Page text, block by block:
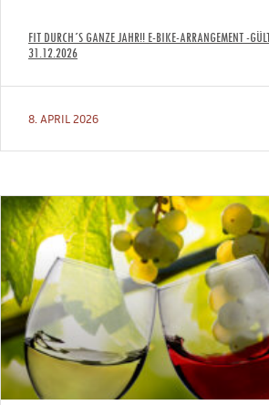
FIT DURCH´S GANZE JAHR!! E-BIKE-ARRANGEMENT -
31.12.2026
8. APRIL 2026